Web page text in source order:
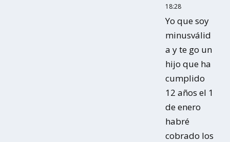
18:28
Yo que soy
minusválid
a y te go un
hijo que ha
cumplido
12 años el 1
de enero
habré
cobrado los